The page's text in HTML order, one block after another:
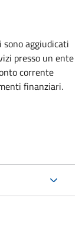
aggiudicati
presso un ente
corrente
finanziari.